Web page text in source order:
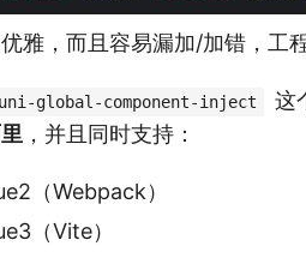
雅，而且容易漏加/加错，工
uni-global-component-inject 这
，并且同时支持：
（Webpack）
（Vite）